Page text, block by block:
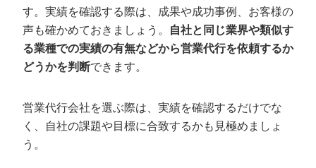
す。実績を確認する際は、成果や成功事例、お客様の
声も確かめておきましょう。
自社と同じ業界や類似す
る業種での実績の有無などから営業代行を依頼するか
どうかを判断できます。
営業代行会社を選ぶ際は、実績を確認するだけでな
く、自社の課題や目標に合致するかも見極めましょ
う。